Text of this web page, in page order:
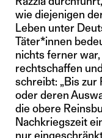
wie diejenigen
Leben unter
Täter*innen
nichts ferner
rechtschaffen
schreibt: „Bis
oder deren
die obere
Nachkriegszeit
nur